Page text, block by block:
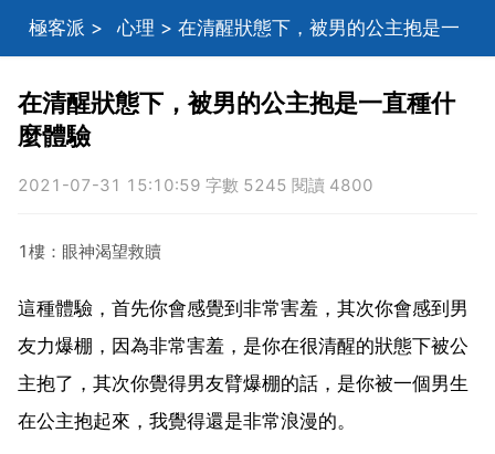
極客派 > 心理 > 在清醒狀態下，被男的公主抱是一
直種什麼體驗
在清醒狀態下，被男的公主抱是一直種什
麼體驗
2021-07-31 15:10:59 字數 5245 閱讀 4800
1樓：眼神渴望救贖
這種體驗，首先你會感覺到非常害羞，其次你會感到男
友力爆棚，因為非常害羞，是你在很清醒的狀態下被公
主抱了，其次你覺得男友臂爆棚的話，是你被一個男生
在公主抱起來，我覺得還是非常浪漫的。